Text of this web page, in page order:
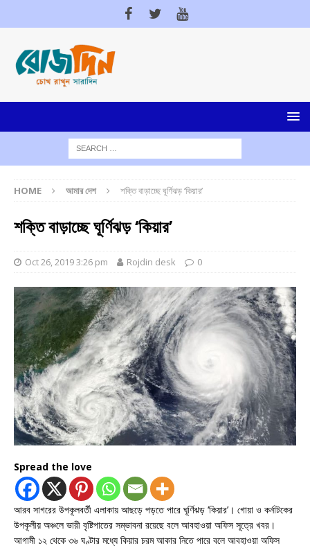
HOME আমার দেশ শক্তি বাড়াচ্ছে ঘূর্ণিঝড় ‘কিয়ার’
শক্তি বাড়াচ্ছে ঘূর্ণিঝড় ‘কিয়ার’
Oct 26, 2019 3:26 pm Rojdin desk 0
Spread the love
আরব সাগরের উপকূলবর্তী এলাকায় আছড়ে পড়তে পারে ঘূর্ণিঝড় ‘কিয়ার’। গোয়া ও কর্নাটকের
উপকূলীয় অঞ্চলে ভারী বৃষ্টিপাতের সম্ভাবনা রয়েছে বলে আবহাওয়া অফিস সূত্রে খবর।
আগামী ১২ থেকে ৩৬ ঘণ্টার মধ্যে কিয়ার চরম আকার নিতে পারে বলে আবহাওয়া অফিস